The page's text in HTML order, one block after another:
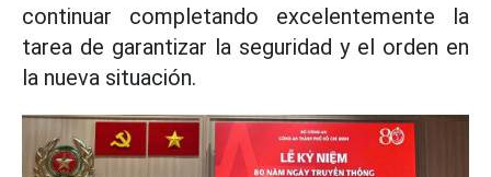
continuar completando excelentemente la
tarea de garantizar la seguridad y el orden en
la nueva situación.